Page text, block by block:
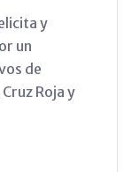
y
un
de
Roja y